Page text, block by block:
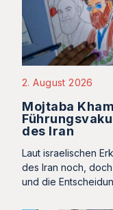
2. August 2026
Mojtaba
des Iran
Laut israelischen
des Iran noch,
und die